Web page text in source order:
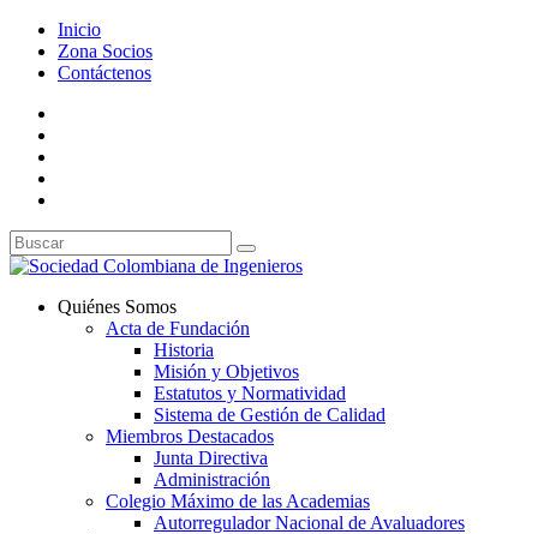
Inicio
Zona Socios
Contáctenos
Quiénes Somos
Acta de Fundación
Historia
Misión y Objetivos
Estatutos y Normatividad
Sistema de Gestión de Calidad
Miembros Destacados
Junta Directiva
Administración
Colegio Máximo de las Academias
Autorregulador Nacional de Avaluadores